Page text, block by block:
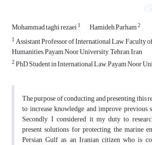
Mohammad taghi rezaei1 Hamideh Parham2
1Assistant Professor of International Law, Faculty
Humanities, Payam Noor University, Tehran, Iran
2PhD Student in International Law, Payam Noor
The purpose of conducting and presenting this
to increase knowledge and improve
Secondly, I considered it my duty to
present solutions for protecting the marine
Persian Gulf as an Iranian citizen who is